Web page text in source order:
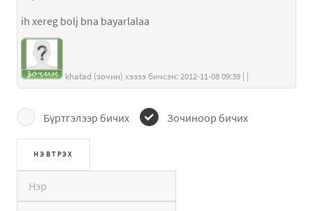
ih xereg bolj bna bayarlalaa
khatad (зочин) хэзээ бичсэн: 2012-11-08 09:39 | |
Бүртгэлээр бичих Зочиноор бичих